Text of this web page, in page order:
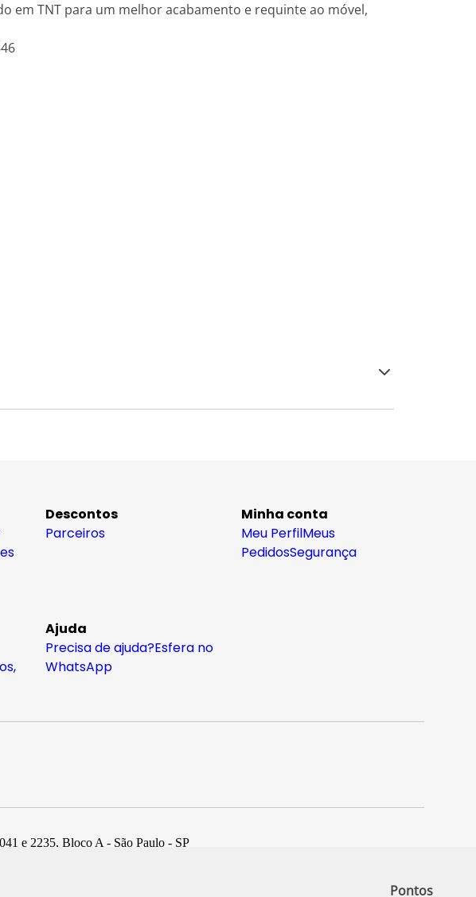
Pontos
em TNT para um melhor acabamento e requinte ao móvel,
Descontos
Parceiros
Minha conta
Meu PerfilMeus
PedidosSegurança
Ajuda
Precisa de ajuda?Esfera no
WhatsApp
e 2235, Bloco A - São Paulo - SP